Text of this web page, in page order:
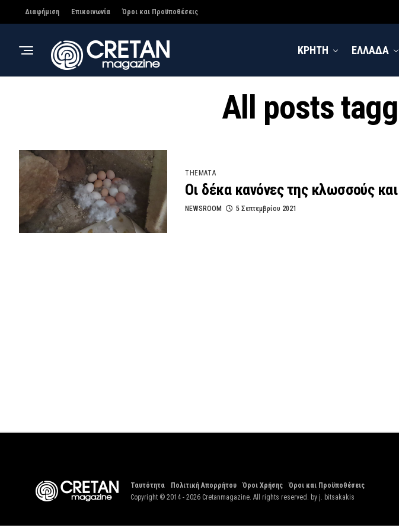
Διαφήμιση Επικοινωνία Όροι και Προϋποθέσεις
ΚΡΗΤΗ ΕΛΛΑΔΑ
All posts
THEMATA
Οι δέκα κανόνες της κλωσσούς
NEWSROOM 5 Σεπτεμβρίου 2021
Ταυτότητα Πολιτική Απορρήτου Όροι Χρήσης
Όροι και Προϋποθέσεις
Copyright © 2014 - 2026 Cretanmagazine. All rights reserved. by j. bitsakakis